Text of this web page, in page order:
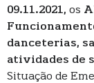
09.11.2021, os
danceterias,
atividades de
Situação de